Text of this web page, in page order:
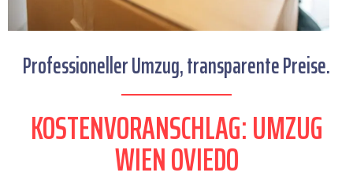
Professioneller Umzug, transparente Preise.
KOSTENVORANSCHLAG: UMZUG
WIEN OVIEDO